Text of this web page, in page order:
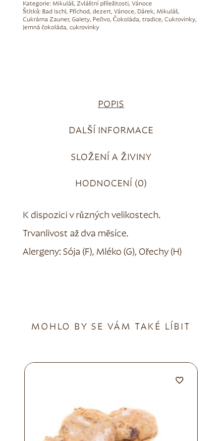
Kategorie: Mikuláš, Zvláštní příležitosti, Vánoce
Štítků: Bad Ischl , Příchod, dezert, Vánoce, Dárek, Mikuláš,
Cukrárna Zauner, Galety, Pečivo, Čokoláda, tradice, Cukrovinky,
Jemná čokoláda, cukrovinky
POPIS
DALŠÍ INFORMACE
SLOŽENÍ A ŽIVINY
HODNOCENÍ (0)
K dispozici v různých velikostech.
Trvanlivost až dva měsíce.
Alergeny: Sója (F), Mléko (G), Ořechy (H)
MOHLO BY SE VÁM TAKÉ LÍBIT